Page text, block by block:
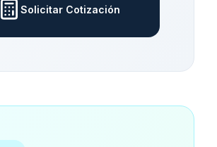
Solicitar Cotización